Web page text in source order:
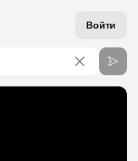
Войти